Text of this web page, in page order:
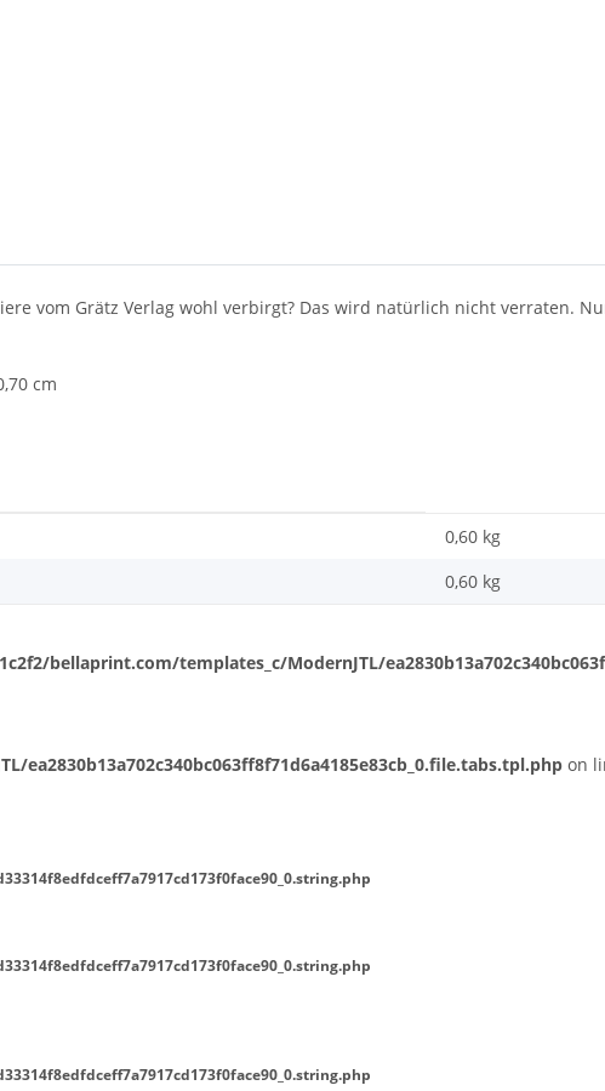
vom Grätz Verlag wohl verbirgt? Das wird natürlich nicht verraten.
cm
0,60 kg
0,60 kg
bellaprint.com/templates_c/ModernJTL/
on